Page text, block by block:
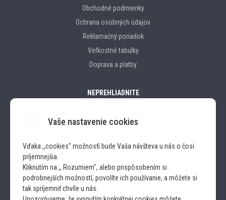
Vaše nastavenie cookies
Vďaka ,,cookies" možnosťi bude Vaša návšteva u nás o čosi
príjemnejšia.
Kliknutím na ,, Rozumiem", alebo prispôsobením si
podrobnejších možností, povolíte ich používanie, a môžete si
tak spríjemniť chvíle u nás.
Obchodné podmienky
Ochrana osobných údajov
Reklamačný poriadok
Veľkostné tabulky
Doprava a platby
NEPREHLIADNITE
INSTAGRAM